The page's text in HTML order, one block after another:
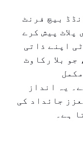
بیچ فرنٹ
پیش کرے
اپنے ذاتی
بلا رکاوٹ
یہ انداز
جائداد کی
ہے۔